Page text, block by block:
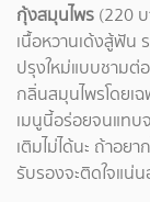
กุ้งสมุนไพร (220
เนื้อหวานเด้งสู้ฟัน
ปรุงใหม่แบบชามต่
กลิ่นสมุนไพรโดยเ
เมนูนี้อร่อยจนแทบ
เติมไม่ได้นะ ถ้าอย
รับรองจะติดใจแน่